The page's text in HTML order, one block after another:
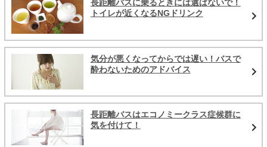
長距離バスに乗るときには選ばないで！
トイレが近くなるNGドリンク
気分が悪くなってからでは遅い！バスで
酔わないためのアドバイス
長距離バスはエコノミークラス症候群に
気を付けて！